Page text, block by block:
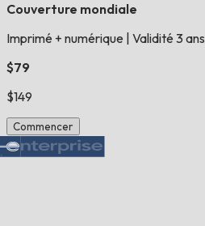
Couverture mondiale
Imprimé + numérique Validité 3 ans
$79
$149
Commencer